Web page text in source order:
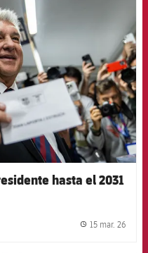
Barcelona badge
hasta el 2031
15 mar. 26